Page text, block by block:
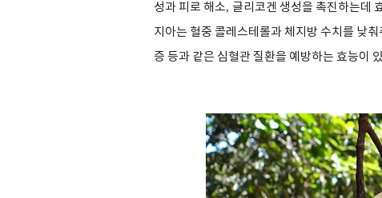
성과 피로 해소, 글리코겐 생성을 촉진하는데
지아는 혈중 콜레스테롤과 체지방 수치를 낮
증 등과 같은 심혈관 질환을 예방하는 효능이